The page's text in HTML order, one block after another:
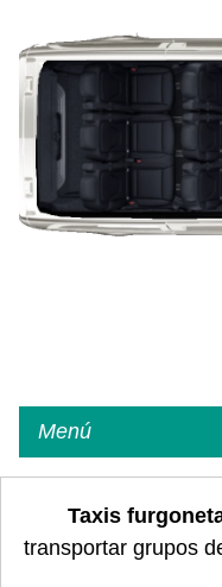
Menú
Taxis
transportar grupos